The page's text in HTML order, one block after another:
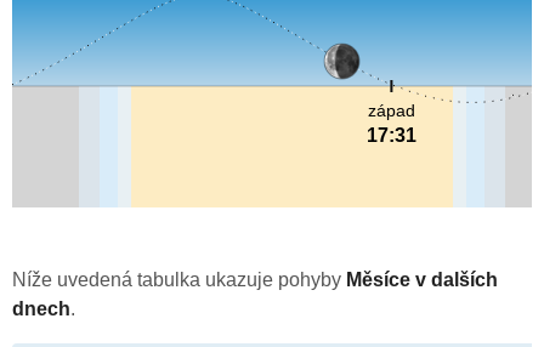
západ
17:31
Níže uvedená tabulka ukazuje pohyby Měsíce v dalších
dnech.